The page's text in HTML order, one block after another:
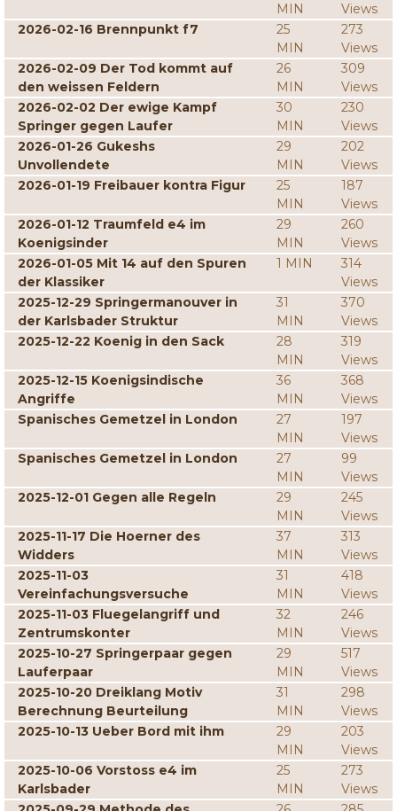
MIN
Views
2026-02-16 Brennpunkt f7
25
MIN
273
Views
2026-02-09 Der Tod kommt auf
den weissen Feldern
26
MIN
309
Views
2026-02-02 Der ewige Kampf
Springer gegen Laufer
30
MIN
230
Views
2026-01-26 Gukeshs
Unvollendete
29
MIN
202
Views
2026-01-19 Freibauer kontra Figur
25
MIN
187
Views
2026-01-12 Traumfeld e4 im
Koenigsinder
29
MIN
260
Views
2026-01-05 Mit 14 auf den Spuren
der Klassiker
1 MIN
314
Views
2025-12-29 Springermanouver in
der Karlsbader Struktur
31
MIN
370
Views
2025-12-22 Koenig in den Sack
28
MIN
319
Views
2025-12-15 Koenigsindische
Angriffe
36
MIN
368
Views
Spanisches Gemetzel in London
27
MIN
197
Views
Spanisches Gemetzel in London
27
MIN
99
Views
2025-12-01 Gegen alle Regeln
29
MIN
245
Views
2025-11-17 Die Hoerner des
Widders
37
MIN
313
Views
2025-11-03
Vereinfachungsversuche
31
MIN
418
Views
2025-11-03 Fluegelangriff und
Zentrumskonter
32
MIN
246
Views
2025-10-27 Springerpaar gegen
Lauferpaar
29
MIN
517
Views
2025-10-20 Dreiklang Motiv
Berechnung Beurteilung
31
MIN
298
Views
2025-10-13 Ueber Bord mit ihm
29
MIN
203
Views
2025-10-06 Vorstoss e4 im
Karlsbader
25
MIN
273
Views